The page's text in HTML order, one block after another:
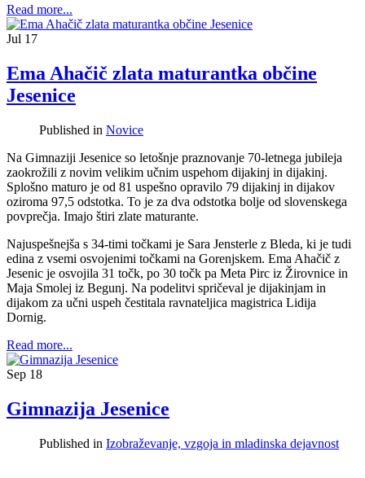
Read more...
Jul 17
Ema Ahačič zlata maturantka občine
Jesenice
Published in Novice
Na Gimnaziji Jesenice so letošnje praznovanje 70-letnega jubileja
zaokrožili z novim velikim učnim uspehom dijakinj in dijakinj.
Splošno maturo je od 81 uspešno opravilo 79 dijakinj in dijakov
oziroma 97,5 odstotka. To je za dva odstotka bolje od slovenskega
povprečja. Imajo štiri zlate maturante.
Najuspešnejša s 34-timi točkami je Sara Jensterle z Bleda, ki je tudi
edina z vsemi osvojenimi točkami na Gorenjskem. Ema Ahačič z
Jesenic je osvojila 31 točk, po 30 točk pa Meta Pirc iz Žirovnice in
Maja Smolej iz Begunj. Na podelitvi spričeval je dijakinjam in
dijakom za učni uspeh čestitala ravnateljica magistrica Lidija
Dornig.
Read more...
Sep 18
Gimnazija Jesenice
Published in Izobraževanje, vzgoja in mladinska dejavnost